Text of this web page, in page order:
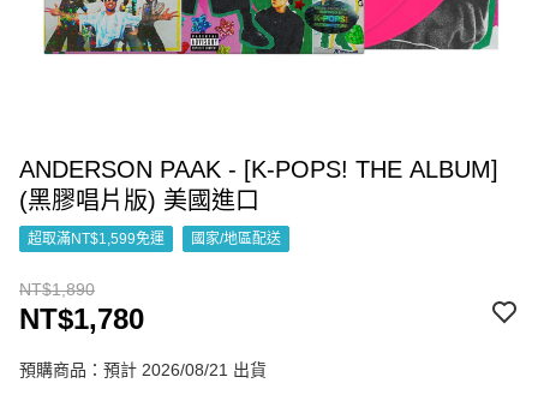
ANDERSON PAAK - [K-POPS! THE ALBUM]
(黑膠唱片版) 美國進口
超取滿NT$1,599免運 國家/地區配送
NT$1,890
NT$1,780
預購商品：預計 2026/08/21 出貨